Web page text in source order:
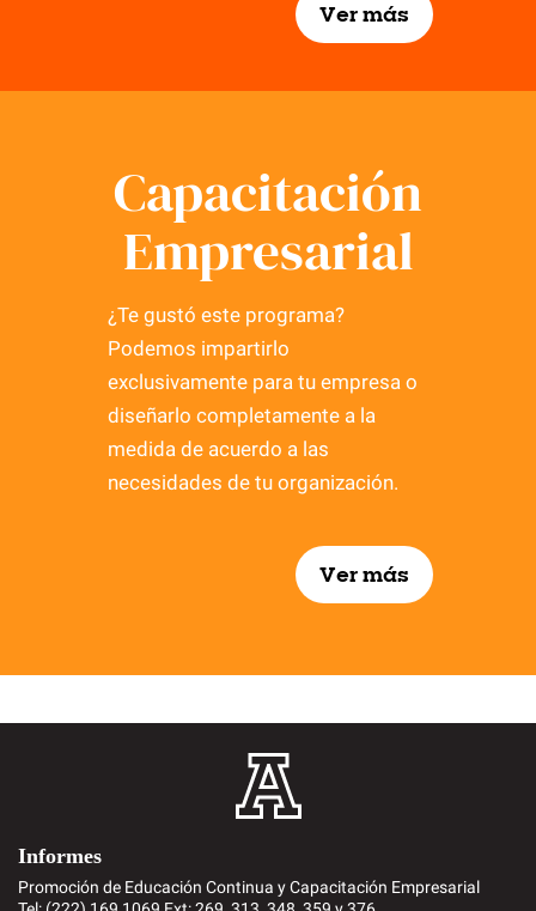
Ver más
Capacitación
Empresarial
¿Te gustó este programa?
Podemos impartirlo
exclusivamente para tu empresa o
diseñarlo completamente a la
medida de acuerdo a las
necesidades de tu organización.
Ver más
Informes
Promoción de Educación Continua y Capacitación Empresarial